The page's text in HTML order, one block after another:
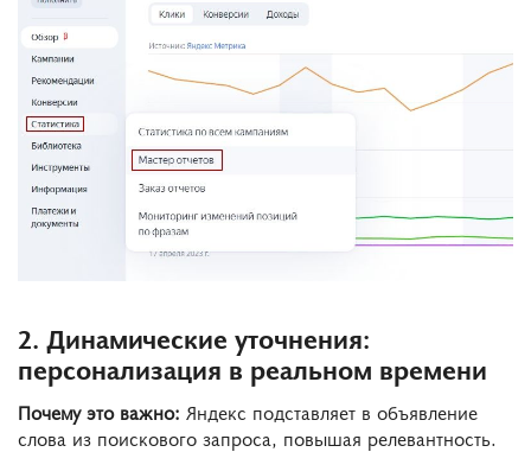
2. Динамические уточнения:
персонализация в реальном времени
Почему это важно: Яндекс подставляет в объявление
слова из поискового запроса, повышая релевантность.